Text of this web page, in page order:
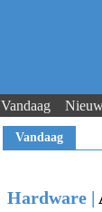
Vandaag
Vandaag
Hardware |